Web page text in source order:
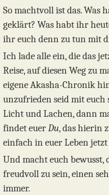
So machtvoll ist das. Was
geklärt? Was habt ihr
ihr euch denn zu tun mit
Ich lade alle ein, die das
Reise, auf diesen Weg zu
eigene Akasha-Chronik
unzufrieden seid mit euch
Licht und Lachen, dann
findet euerDu, das hierin
einfach in euer Leben jetzt
Und macht euch bewusst,
freudvoll zu sein, einen
immer.